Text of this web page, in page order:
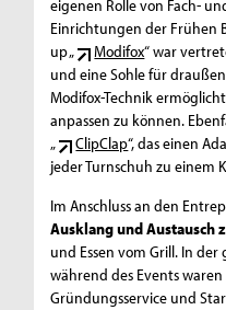
eigenen Rolle von Fach-
Einrichtungen der Frühen
up „
Modifox“ war
und eine Sohle für
Modifox-Technik
anpassen zu können.
„
ClipClap“, das einen
jeder Turnschuh zu einem
Im Anschluss an den
Ausklang und Austausch
und Essen vom Grill. In
während des Events
Gründungsservice und